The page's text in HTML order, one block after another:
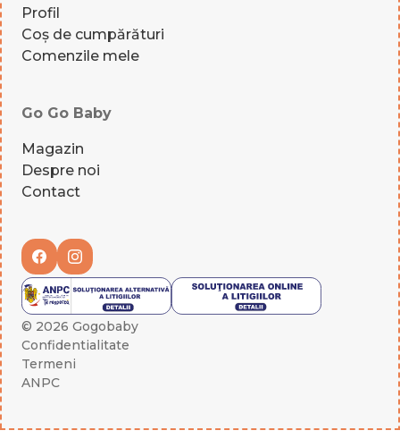
Profil
Coș de cumpărături
Comenzile mele
Go Go Baby
Magazin
Despre noi
Contact
© 2026 Gogobaby
Confidentialitate
Termeni
ANPC